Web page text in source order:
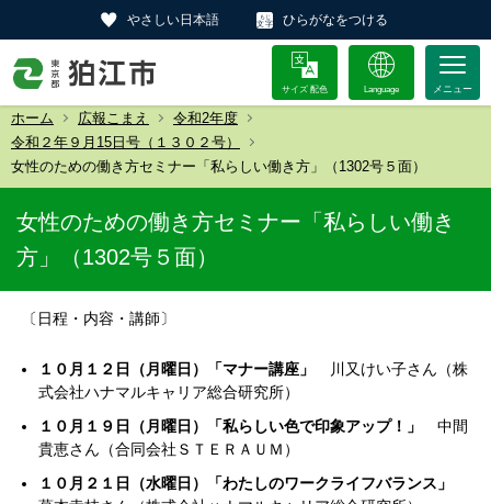
やさしい日本語 ひらがなをつける
サイズ 配色 Language
ホーム 広報こまえ
令和2年度
令和２年９月15日号（１３０２号）
女性のための働き方セミナー「私らしい働き方」（1302号５面）
女性のための働き方セミナー「私らしい働き
方」（1302号５面）
〔日程・内容・講師〕
１０月１２日（月曜日）「マナー講座」
川又けい子さん（株
式会社ハナマルキャリア総合研究所）
１０月１９日（月曜日）「私らしい色で印象アップ！」
中間
貴恵さん（合同会社ＳＴＥＲＡＵＭ）
１０月２１日（水曜日）「わたしのワークライフバランス」